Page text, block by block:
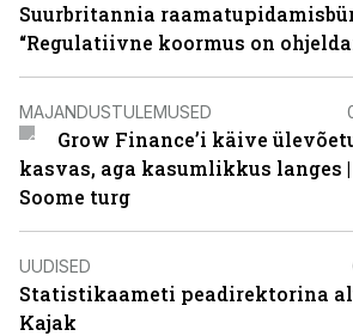
Suurbritannia
“Regulatiivne koormus on
MAJANDUSTULEMUSED
Grow Finance’i käive
kasvas, aga kasumlikkus langes
Soome turg
UUDISED
Statistikaameti peadirektorina
Kajak